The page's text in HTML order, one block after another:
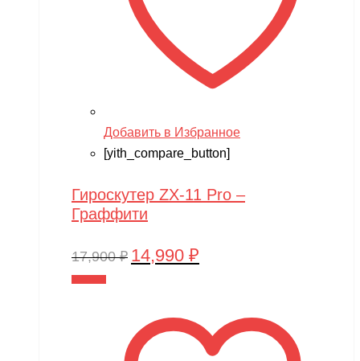
Добавить в Избранное
[yith_compare_button]
Гироскутер ZX-11 Pro –
Граффити
17,900₽ Первоначальная
17,900 ₽.
14,990 ₽